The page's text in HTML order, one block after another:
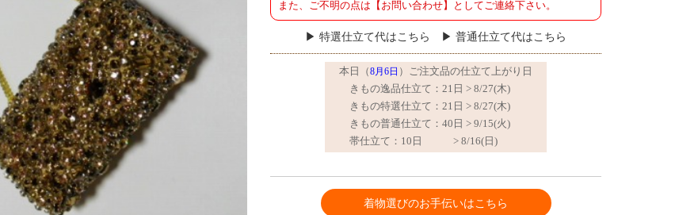
また、ご不明の点は【お問い合わせ】としてご連絡下さい。
特選仕立て代はこちら 普通仕立て代はこちら
着物選びのお手伝いはこちら